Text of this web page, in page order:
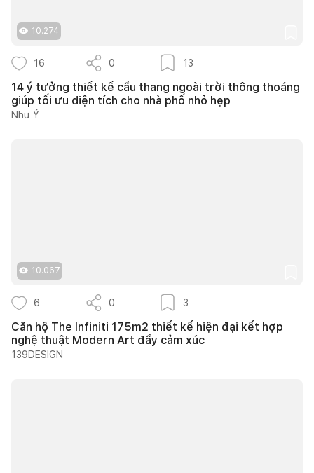
10.274
16 0 13
14 ý tưởng thiết kế cầu thang ngoài trời thông thoáng
giúp tối ưu diện tích cho nhà phố nhỏ hẹp
Như Ý
10.067
6 0 3
Căn hộ The Infiniti 175m2 thiết kế hiện đại kết hợp
nghệ thuật Modern Art đầy cảm xúc
139DESIGN